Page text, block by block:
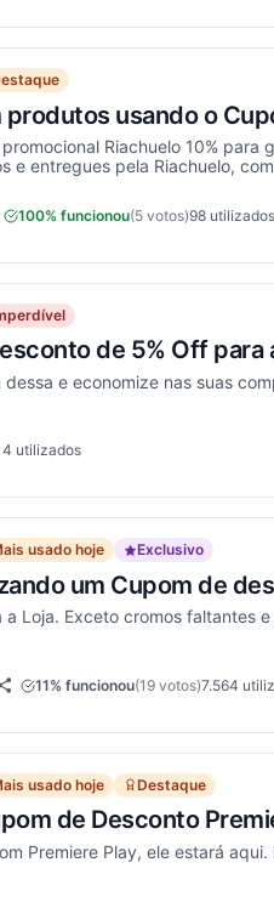
produtos usando o
Riachuelo 10% para
e entregues pela Riachuelo,
não funcionou
100% funcionou(5 votos)98 utilizados
de 5% Off
e economize nas suas
funcionou
4 utilizados
usado hoje Exclusivo
um Cupom de
a Loja. Exceto cromos faltantes
não funcionou
11% funcionou(19 votos)7.564
usado hoje Destaque
de Desconto
Premiere Play, ele estará